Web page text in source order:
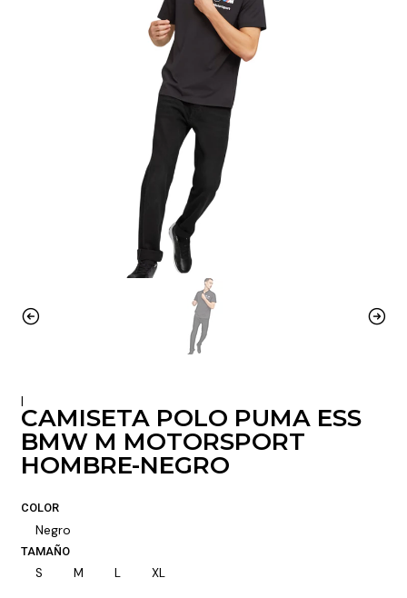
|
CAMISETA POLO PUMA ESS
BMW M MOTORSPORT
HOMBRE-NEGRO
COLOR
Negro
TAMAÑO
S M L XL